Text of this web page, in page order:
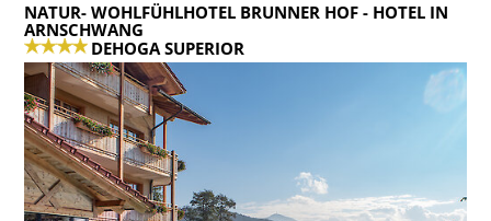
NATUR- WOHLFÜHLHOTEL BRUNNER HOF- HOTEL IN
ARNSCHWANG
DEHOGA SUPERIOR